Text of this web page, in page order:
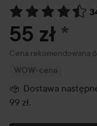
Przejdź do
55 zł *
Cena rekomendowana
Zalecana cena 69 zł
WOW-cena
Dostawa
99 zł.